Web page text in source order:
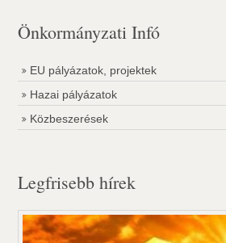
Önkormányzati Infó
EU pályázatok, projektek
Hazai pályázatok
Közbeszerések
Legfrisebb hírek